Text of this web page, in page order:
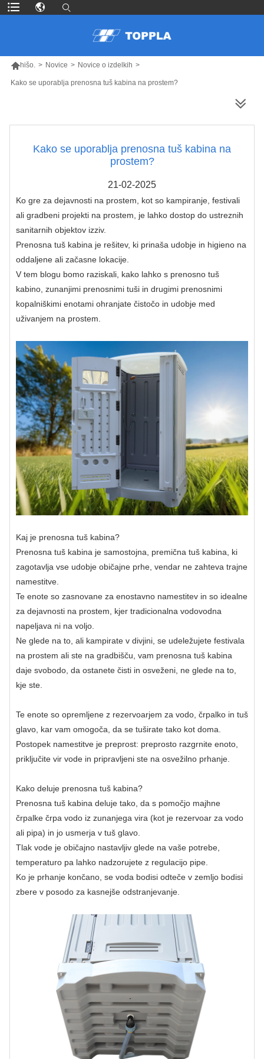
hišo. > Novice > Novice o izdelkih >
Kako se uporablja prenosna tuš kabina na prostem?
Kako se uporablja prenosna tuš kabina na
prostem?
21-02-2025
Ko gre za dejavnosti na prostem, kot so kampiranje, festivali
ali gradbeni projekti na prostem, je lahko dostop do ustreznih
sanitarnih objektov izziv.
Prenosna tuš kabina je rešitev, ki prinaša udobje in higieno na
oddaljene ali začasne lokacije.
V tem blogu bomo raziskali, kako lahko s prenosno tuš
kabino, zunanjimi prenosnimi tuši in drugimi prenosnimi
kopalniškimi enotami ohranjate čistočo in udobje med
uživanjem na prostem.
Kaj je prenosna tuš kabina?
Prenosna tuš kabina je samostojna, premična tuš kabina, ki
zagotavlja vse udobje običajne prhe, vendar ne zahteva trajne
namestitve.
Te enote so zasnovane za enostavno namestitev in so idealne
za dejavnosti na prostem, kjer tradicionalna vodovodna
napeljava ni na voljo.
Ne glede na to, ali kampirate v divjini, se udeležujete festivala
na prostem ali ste na gradbišču, vam prenosna tuš kabina
daje svobodo, da ostanete čisti in osveženi, ne glede na to,
kje ste.
Te enote so opremljene z rezervoarjem za vodo, črpalko in tuš
glavo, kar vam omogoča, da se tuširate tako kot doma.
Postopek namestitve je preprost: preprosto razgrnite enoto,
priključite vir vode in pripravljeni ste na osvežilno prhanje.
Kako deluje prenosna tuš kabina?
Prenosna tuš kabina deluje tako, da s pomočjo majhne
črpalke črpa vodo iz zunanjega vira (kot je rezervoar za vodo
ali pipa) in jo usmerja v tuš glavo.
Tlak vode je običajno nastavljiv glede na vaše potrebe,
temperaturo pa lahko nadzorujete z regulacijo pipe.
Ko je prhanje končano, se voda bodisi odteče v zemljo bodisi
zbere v posodo za kasnejše odstranjevanje.